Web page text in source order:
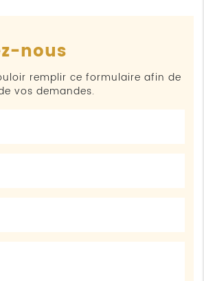
nous
remplir ce formulaire afin de
vos demandes.